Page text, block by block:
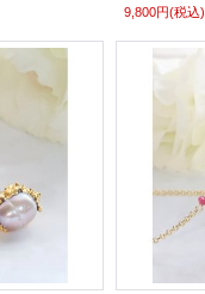
9,800円(税込)